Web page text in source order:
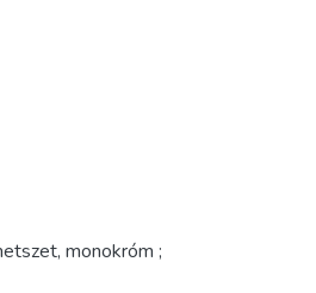
monokróm ;